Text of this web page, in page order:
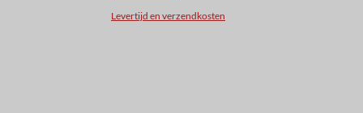
Levertijd en verzendkosten